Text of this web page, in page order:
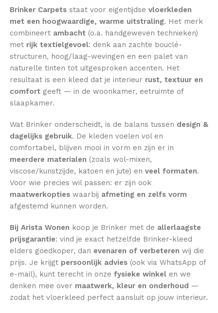
Brinker Carpets staat voor eigentijdse vloerkleden
met een hoogwaardige, warme uitstraling. Het merk
combineert ambacht (o.a. handgeweven technieken)
met rijk textielgevoel: denk aan zachte bouclé-
structuren, hoog/laag-wevingen en een palet van
naturelle tinten tot uitgesproken accenten. Het
resultaat is een kleed dat je interieur rust, textuur en
comfort geeft — in de woonkamer, eetruimte of
slaapkamer.
Wat Brinker onderscheidt, is de balans tussen design &
dagelijks gebruik. De kleden voelen vol en
comfortabel, blijven mooi in vorm en zijn er in
meerdere materialen (zoals wol-mixen,
viscose/kunstzijde, katoen en jute) en veel formaten.
Voor wie precies wil passen: er zijn ook
maatwerkopties waarbij afmeting en zelfs vorm
afgestemd kunnen worden.
Bij Arista Wonen koop je Brinker met de allerlaagste
prijsgarantie: vind je exact hetzelfde Brinker-kleed
elders goedkoper, dan evenaren of verbeteren wij die
prijs. Je krijgt persoonlijk advies (ook via WhatsApp of
e-mail), kunt terecht in onze fysieke winkel en we
denken mee over maatwerk, kleur en onderhoud —
zodat het vloerkleed perfect aansluit op jouw interieur.